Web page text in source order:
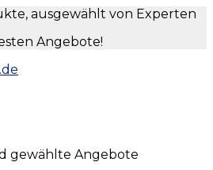
ausgewählt von Experten
Angebote!